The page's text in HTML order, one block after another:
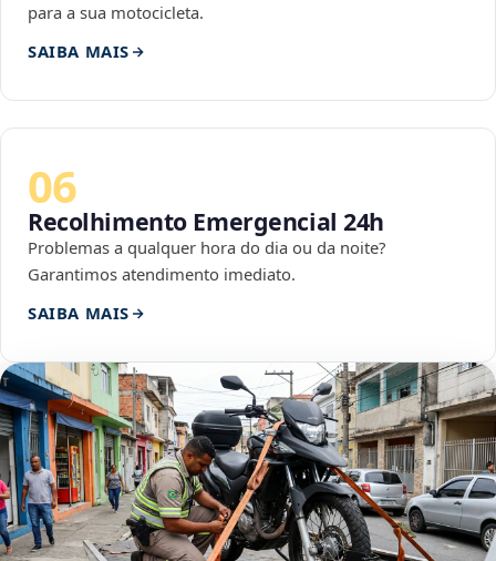
para a sua motocicleta.
SAIBA MAIS
06
Recolhimento Emergencial 24h
Problemas a qualquer hora do dia ou da noite?
Garantimos atendimento imediato.
SAIBA MAIS